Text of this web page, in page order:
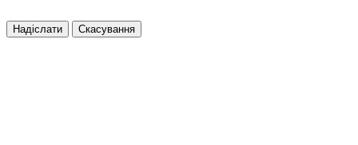
Надіслати Скасування